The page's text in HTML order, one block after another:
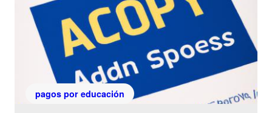
pagos por educación